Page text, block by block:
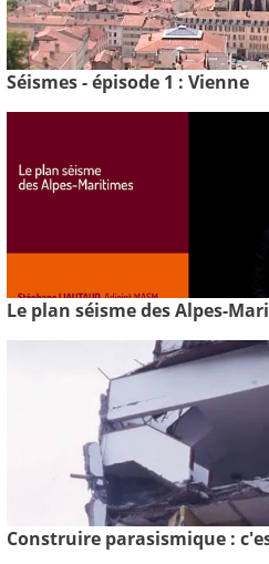
Séismes - épisode 1 : Vienne
Le plan séisme des Alpes-
Construire parasismique :